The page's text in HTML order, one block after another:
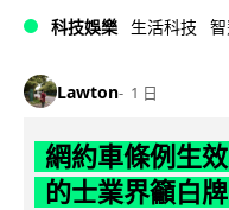
科技娛樂 生活科技
Lawton 1 日
網約車條例生
的士業界籲白